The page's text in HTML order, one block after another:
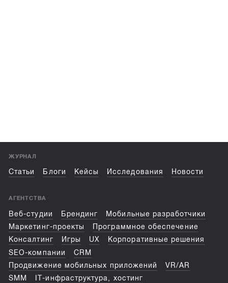
ЖУРНАЛ
Статьи Блоги Кейсы Исследования Новости
АГЕНТСТВА
Веб-студии Брендинг
Мобильные разработчики
Маркетинг-проекты
Программное обеспечение
Консалтинг
Игры UX
Корпоративные решения
SEO-компании
CRM
Продвижение мобильных приложений
VR/AR
SMM
IT-инфраструктура, хостинг